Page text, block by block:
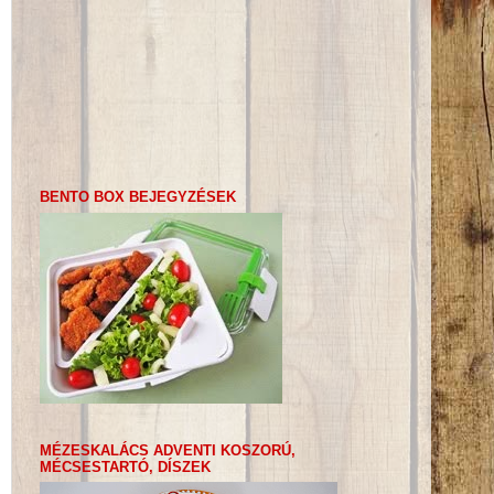
BENTO BOX BEJEGYZÉSEK
MÉZESKALÁCS ADVENTI KOSZORÚ,
MÉCSESTARTÓ, DÍSZEK